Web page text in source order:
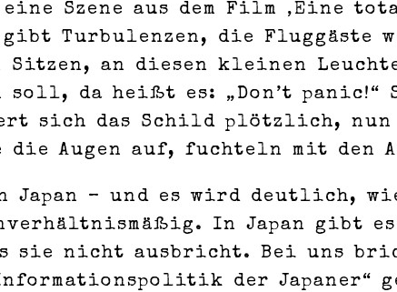
Szene aus dem Film ‚Eine
gibt Turbulenzen, die Fluggäste
Sitzen, an diesen kleinen
soll, da heißt es: „Don’t
sich das Schild plötzlich, nun
Augen auf, fuchteln mit den
Japan – und es wird deutlich,
In Japan gibt
sie nicht ausbricht. Bei uns
der Japaner“